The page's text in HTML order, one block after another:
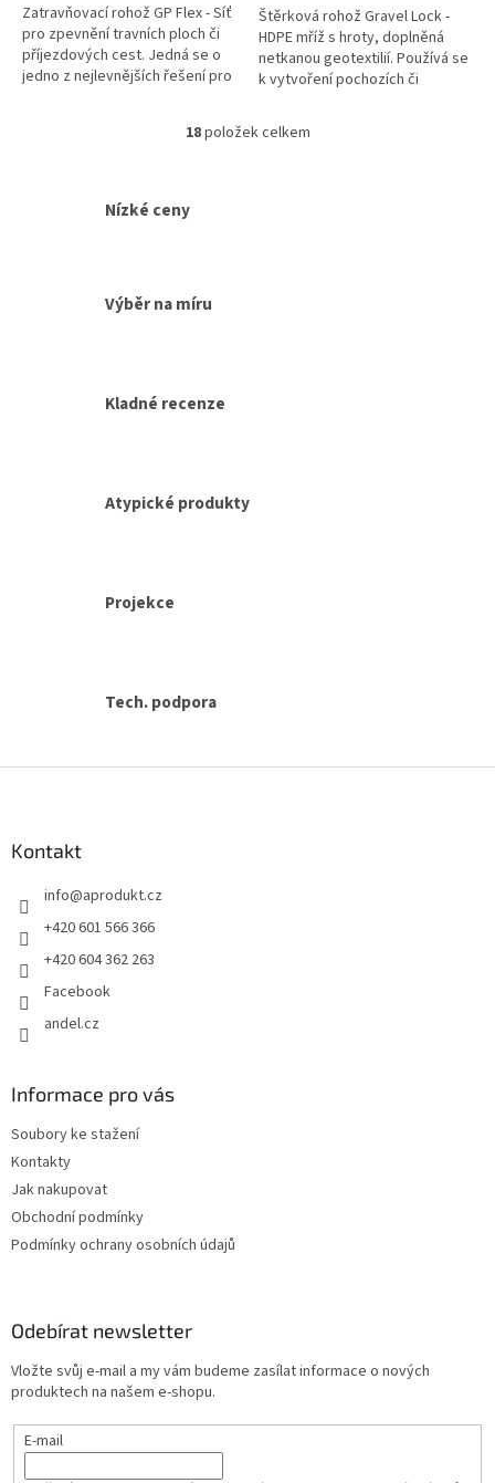
Zatravňovací rohož GP Flex - Síť
pro zpevnění travních ploch či
příjezdových cest. Jedná se o
jedno z nejlevnějších řešení pro
Štěrková rohož Gravel Lock -
HDPE mříž s hroty, doplněná
netkanou geotextilií. Používá se
k vytvoření pochozích či
vlastnostmi klasických
vozovek...
O
s
18položek celkem
Nízké ceny
Výběr na míru
Kladné recenze
Atypické produkty
Projekce
Tech. podpora
Kontakt
info@aprodukt.cz
+420 601 566 366
+420 604 362 263
Facebook
andel.cz
Informace pro vás
Soubory ke stažení
Kontakty
Jak nakupovat
Obchodní podmínky
Podmínky ochrany osobních údajů
Odebírat newsletter
Vložte svůj e-mail a my vám budeme zasílat informace o nových
produktech na našem e-shopu.
E-mail